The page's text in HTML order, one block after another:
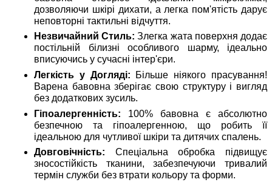
дозволяючи шкірі дихати, а легка пом'ятість дарує
неповторні тактильні відчуття.
Незвичайний Стиль: Злегка жата поверхня додає
постільній білизні особливого шарму, ідеально
вписуючись у сучасні інтер'єри.
Легкість у Догляді: Більше ніякого прасування!
Варена бавовна зберігає свою структуру і вигляд
без додаткових зусиль.
Гіпоалергенність: 100% бавовна є абсолютно
безпечною та гіпоалергенною, що робить її
ідеальною для чутливої шкіри та дитячих спалень.
Довговічність: Спеціальна обробка підвищує
зносостійкість тканини, забезпечуючи тривалий
термін служби без втрати кольору та форми.